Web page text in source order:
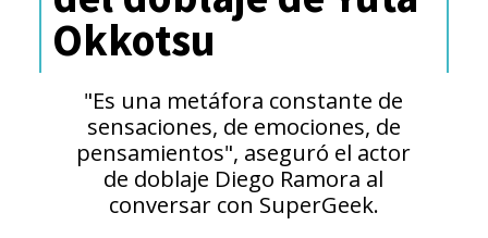
Okkotsu
"Es una metáfora constante de
sensaciones, de emociones, de
pensamientos", aseguró el actor
de doblaje Diego Ramora al
conversar con SuperGeek.